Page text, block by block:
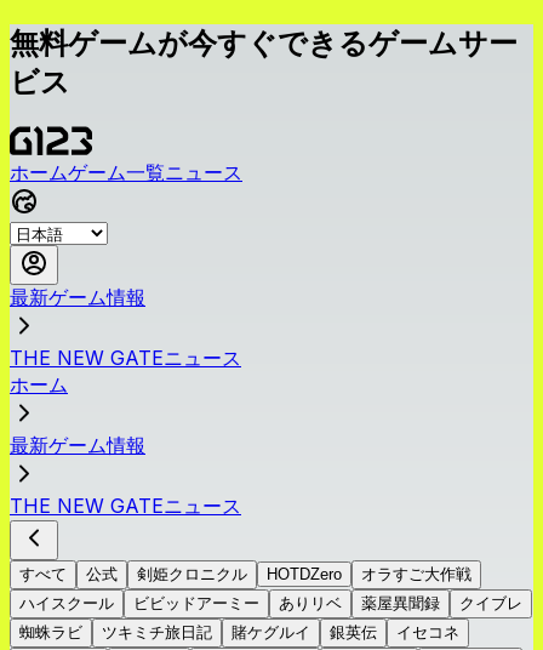
無料ゲームが今すぐできるゲームサー
ビス
ホームゲーム一覧ニュース
最新ゲーム情報
THE NEW GATEニュース
ホーム
最新ゲーム情報
THE NEW GATEニュース
すべて 公式 剣姫クロニクル HOTDZero
オラすご大作戦
ハイスクール
ビビッドアーミー ありリベ 薬屋異聞録
クイブレ
蜘蛛ラビ
ツキミチ旅日記 賭ケグルイ 銀英伝
イセコネ